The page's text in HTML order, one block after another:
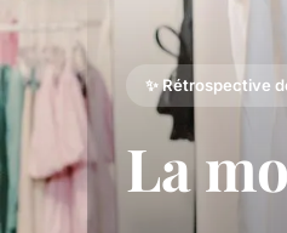
✨ Rétrospective
La